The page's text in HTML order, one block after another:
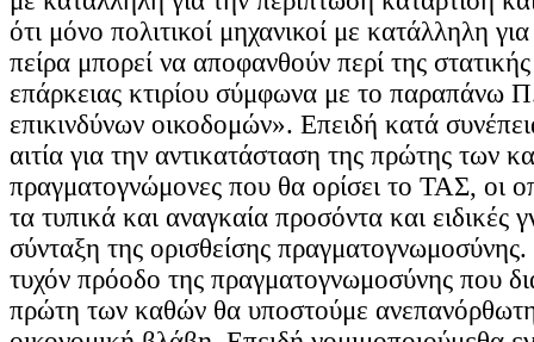
ότι μόνο πολιτικοί μηχανικοί με κατάλληλη
πείρα μπορεί να αποφανθούν περί της
επάρκειας κτιρίου σύμφωνα με το παραπάνω
επικινδύνων οικοδομών». Επειδή κατά
αιτία για την αντικατάσταση της πρώτης των
πραγματογνώμονες που θα ορίσει το ΤΑΣ, οι
τα τυπικά και αναγκαία προσόντα και ειδικές
σύνταξη της ορισθείσης
τυχόν πρόοδο της πραγματογνωμοσύνης που
πρώτη των καθών θα υποστούμε ανεπανόρθωτη